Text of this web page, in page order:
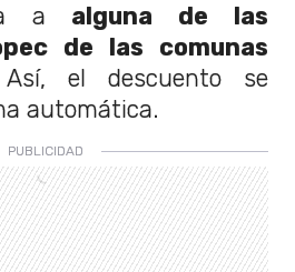
a alguna de las
de las comunas
el descuento se
automática.